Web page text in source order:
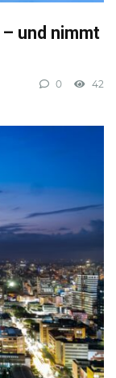
und nimmt
0 42